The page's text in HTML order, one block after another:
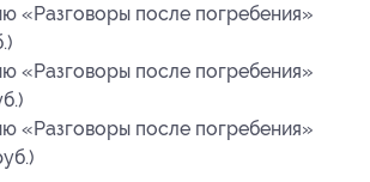
«Разговоры после погребения»
«Разговоры после погребения»
«Разговоры после погребения»